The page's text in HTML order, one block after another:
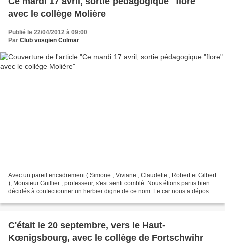
avec le collège Molière
Publié le 22/04/2012 à 09:00
Par Club vosgien Colmar
Avec un pareil encadrement ( Simone , Viviane , Claudette , Robert et Gilbert
), Monsieur Guillier , professeur, s'est senti comblé. Nous étions partis bien
décidés à confectionner un herbier digne de ce nom. Le car nous a déposés
C'était le 20 septembre, vers le Haut-
Kœnigsbourg, avec le collège de Fortschwihr